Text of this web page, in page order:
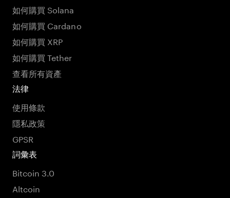
如何購買 Solana
如何購買 Cardano
如何購買 XRP
如何購買 Tether
查看所有資產
法律
使用條款
隱私政策
GPSR
詞彙表
Bitcoin 3.0
Altcoin